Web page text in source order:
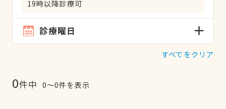
19時以降診療可
診療曜日
すべてをクリア
0件中 0〜0件を表示